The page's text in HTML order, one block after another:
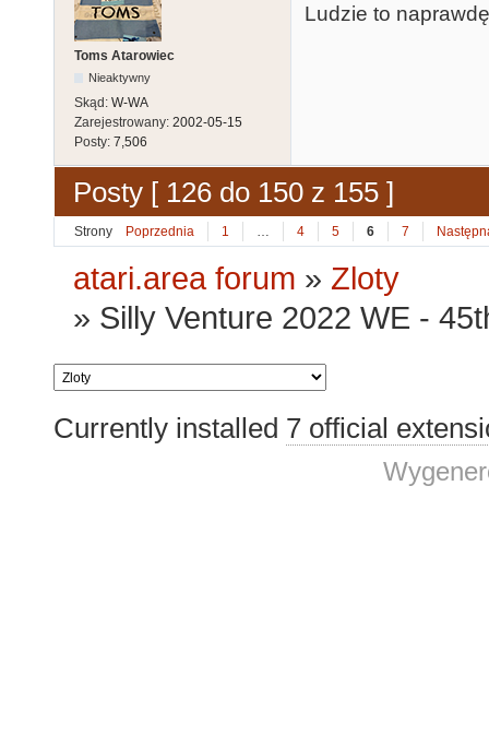
Toms Atarowiec
Nieaktywny
Skąd: W-WA
Zarejestrowany: 2002-05-15
Posty: 7,506
Ludzie to
Posty [ 126 do 150 z 155 ]
Strony Poprzednia 1 … 4 5 6 7
atari.area forum » Zloty
» Silly Venture 2022 WE -
Currently installed 7 official